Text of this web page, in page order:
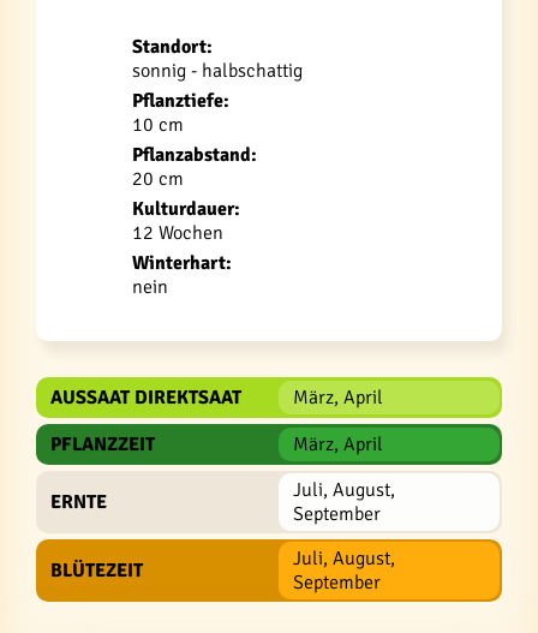
Standort:
sonnig - halbschattig
Pflanztiefe:
10 cm
Pflanzabstand:
20 cm
Kulturdauer:
12 Wochen
Winterhart:
nein
AUSSAAT DIREKTSAAT
März, April
PFLANZZEIT
März, April
ERNTE
Juli, August,
September
BLÜTEZEIT
Juli, August,
September